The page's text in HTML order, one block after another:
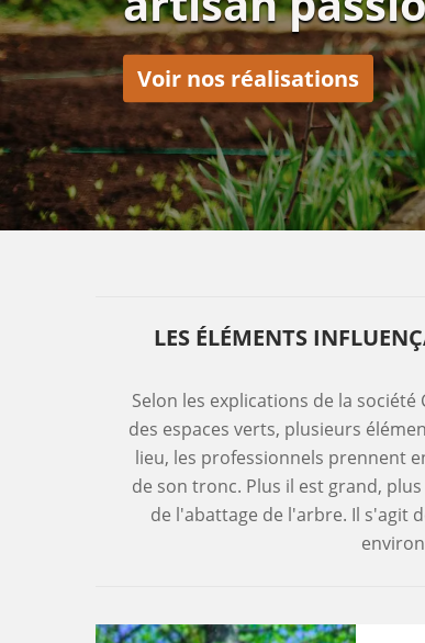
Voir nos réalisations
LES ÉLÉMENTS
Selon les explications de la
des espaces verts, plusieurs
lieu, les professionnels prennent
de son tronc. Plus il est grand,
de l'abattage de l'arbre. Il s'agit